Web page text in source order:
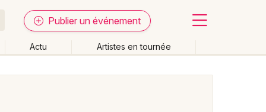
Publier un événement
Actu Artistes en tournée